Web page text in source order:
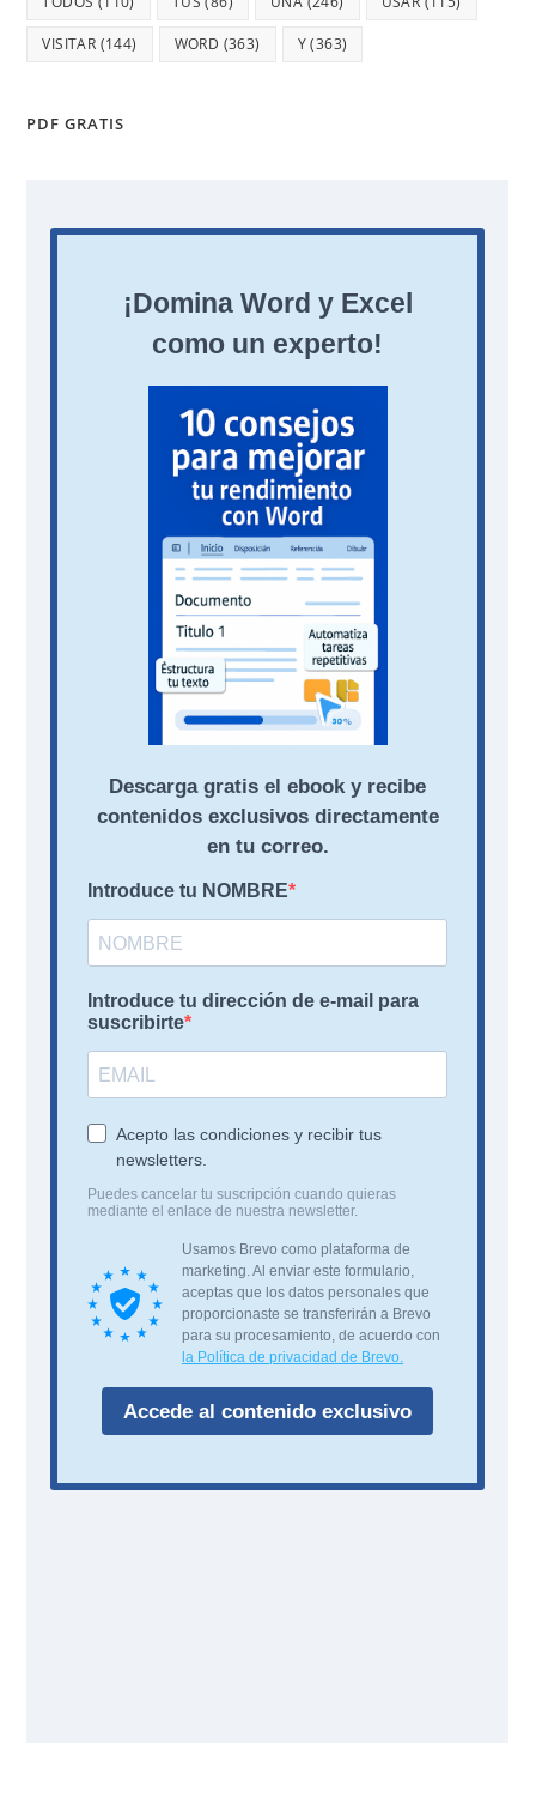
VISITAR (144) WORD (363) Y(363)
PDF GRATIS